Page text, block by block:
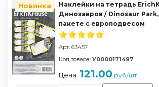
Новинка
Наклейки на тетрадь
Динозавров / Dinosaur Park,
пакете с европодвесом
Арт. 63457
Код товара: У0000171497
Цена: 121.00 руб/шт